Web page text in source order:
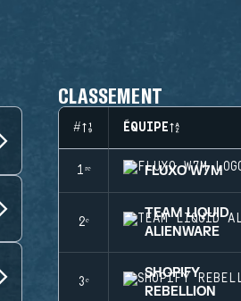
CLASSEMENT
# ÉQUIPE
1ʳᵉ FLUXO W7M
2ᵉ
TEAM LIQUID
ALIENWARE
3ᵉ
SHOPIFY
REBELLION